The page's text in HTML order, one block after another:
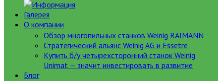
Галерея
О компании
Обзор многопильных станков Weinig RAIMANN
Стратегический альянс Weinig AG и Essetre
Купить б/у четырехсторонний станок Weinig
Unimat — значит инвестировать в развитие
Блог